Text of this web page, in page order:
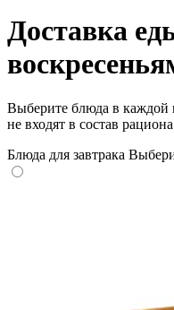
Доставка
Выберите блюда в каждой
не входят в состав
Блюда для завтрака